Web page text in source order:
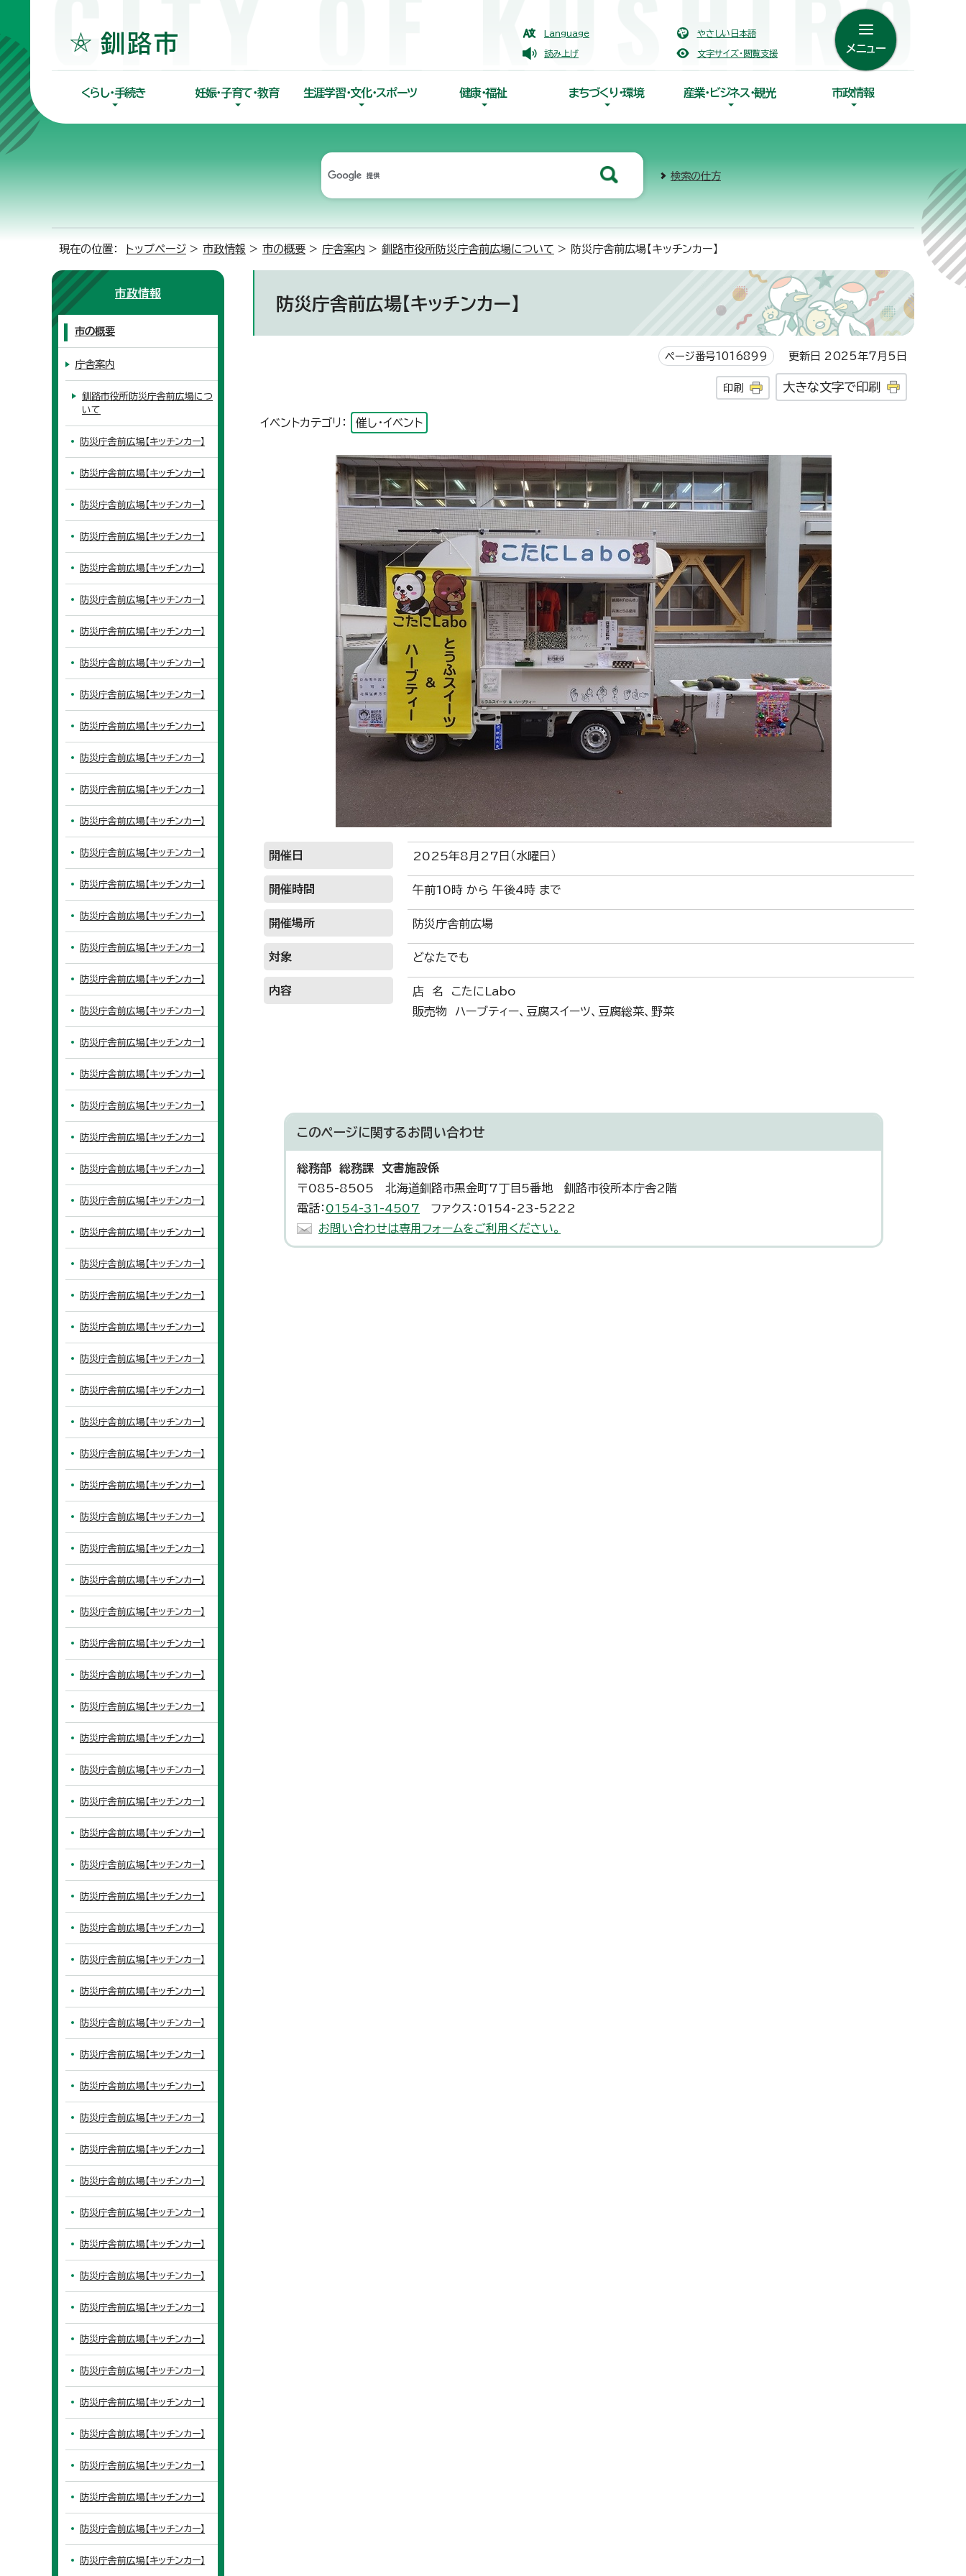
Language やさしい日本語
読み上げ 文字サイズ・閲覧支援 メニュー
くらし・手続き 妊娠・子育て・教育 生涯学習・文化・スポーツ 健康・福祉 まちづくり・環境 産業・ビジネス・観光 市政情報
検索の仕方
現在の位置： トップページ > 市政情報 > 市の概要 > 庁舎案内 > 釧路市役所防災庁舎前広場について > 防災庁舎前広場【キッチンカー】
防災庁舎前広場【キッチンカー】
ページ番号1016899 更新日 2025年7月5日
印刷 大きな文字で印刷
イベントカテゴリ： 催し・イベント
開催日 2025年8月27日（水曜日）
開催時間 午前10時 から 午後4時 まで
開催場所 防災庁舎前広場
対象 どなたでも
内容
店 名 こたにLabo
販売物 ハーブティー、豆腐スイーツ、豆腐総菜、野菜
このページに関するお問い合わせ
総務部 総務課 文書施設係
〒085-8505 北海道釧路市黒金町7丁目5番地 釧路市役所本庁舎2階
電話： 0154-31-4507 ファクス：0154-23-5222
お問い合わせは専用フォームをご利用ください。
市政情報
市の概要
庁舎案内
釧路市役所防災庁舎前広場につ
いて
防災庁舎前広場【キッチンカー】
防災庁舎前広場【キッチンカー】
防災庁舎前広場【キッチンカー】
防災庁舎前広場【キッチンカー】
防災庁舎前広場【キッチンカー】
防災庁舎前広場【キッチンカー】
防災庁舎前広場【キッチンカー】
防災庁舎前広場【キッチンカー】
防災庁舎前広場【キッチンカー】
防災庁舎前広場【キッチンカー】
防災庁舎前広場【キッチンカー】
防災庁舎前広場【キッチンカー】
防災庁舎前広場【キッチンカー】
防災庁舎前広場【キッチンカー】
防災庁舎前広場【キッチンカー】
防災庁舎前広場【キッチンカー】
防災庁舎前広場【キッチンカー】
防災庁舎前広場【キッチンカー】
防災庁舎前広場【キッチンカー】
防災庁舎前広場【キッチンカー】
防災庁舎前広場【キッチンカー】
防災庁舎前広場【キッチンカー】
防災庁舎前広場【キッチンカー】
防災庁舎前広場【キッチンカー】
防災庁舎前広場【キッチンカー】
防災庁舎前広場【キッチンカー】
防災庁舎前広場【キッチンカー】
防災庁舎前広場【キッチンカー】
防災庁舎前広場【キッチンカー】
防災庁舎前広場【キッチンカー】
防災庁舎前広場【キッチンカー】
防災庁舎前広場【キッチンカー】
防災庁舎前広場【キッチンカー】
防災庁舎前広場【キッチンカー】
防災庁舎前広場【キッチンカー】
防災庁舎前広場【キッチンカー】
防災庁舎前広場【キッチンカー】
防災庁舎前広場【キッチンカー】
防災庁舎前広場【キッチンカー】
防災庁舎前広場【キッチンカー】
防災庁舎前広場【キッチンカー】
防災庁舎前広場【キッチンカー】
防災庁舎前広場【キッチンカー】
防災庁舎前広場【キッチンカー】
防災庁舎前広場【キッチンカー】
防災庁舎前広場【キッチンカー】
防災庁舎前広場【キッチンカー】
防災庁舎前広場【キッチンカー】
防災庁舎前広場【キッチンカー】
防災庁舎前広場【キッチンカー】
防災庁舎前広場【キッチンカー】
防災庁舎前広場【キッチンカー】
防災庁舎前広場【キッチンカー】
防災庁舎前広場【キッチンカー】
防災庁舎前広場【キッチンカー】
防災庁舎前広場【キッチンカー】
防災庁舎前広場【キッチンカー】
防災庁舎前広場【キッチンカー】
防災庁舎前広場【キッチンカー】
防災庁舎前広場【キッチンカー】
防災庁舎前広場【キッチンカー】
防災庁舎前広場【キッチンカー】
防災庁舎前広場【キッチンカー】
防災庁舎前広場【キッチンカー】
防災庁舎前広場【キッチンカー】
防災庁舎前広場【キッチンカー】
防災庁舎前広場【キッチンカー】
防災庁舎前広場【キッチンカー】